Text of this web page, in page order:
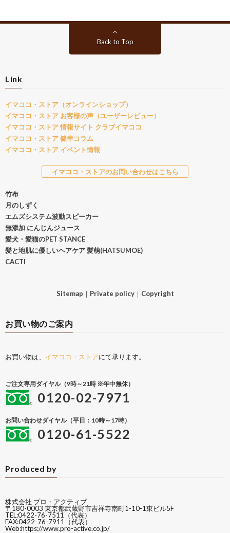
Back to Top
Link
イマココ・ストア（オンラインショップ）
イマココ・ストア お客様の声（ユーザーレビュー）
イマココ・ストア 情報サイト クラブイマココ
イマココ・ストア 健幸コラム
イマココ・ストア イベント情報
イマココ・ストアのお問い合わせはこちら
竹布
月のしずく
エムズシステム波動スピーカー
無添加 にんじんジュース
愛犬・愛猫のPET STANCE
髪と地肌に優しいヘアケア 髪萌(HATSUMOE)
CACTI
Sitemap ｜ Private policy｜ Copyright
お買い物のご案内
お買い物は、 イマココ・ストアにて承ります。
ご注文専用ダイヤル（9時～21時 ※年中無休）
0120-02-7971
お問い合わせダイヤル（平日：10時～17時）
0120-61-5522
Produced by
株式会社 プロ・アクティブ
〒180-0003 東京都武蔵野市吉祥寺南町1-10-1東ビル5F
TEL:0422-76-7511（代表）
FAX:0422-76-7911（代表）
Web:https://www.pro-active.co.jp/